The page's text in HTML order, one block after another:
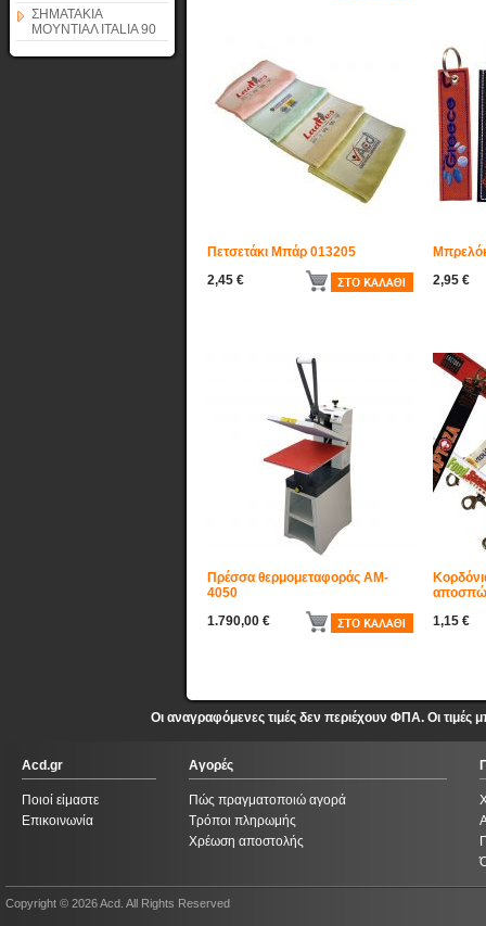
ΣΗΜΑΤΑΚΙΑ
ΜΟΥΝΤΙΑΛ ITALIA 90
Πετσετάκι Μπάρ 013205
2,45 €
2,95 €
Πρέσσα θερμομεταφοράς AM-
4050
1.790,00 €
1,15 €
Οι αναγραφόμενες τιμές δεν περιέχουν ΦΠΑ. Οι
Acd.gr
Ποιοί είμαστε
Επικοινωνία
Αγορές
Πώς πραγματοποιώ αγορά
Τρόποι πληρωμής
Χρέωση αποστολής
Copyright © 2026 Acd. All Rights Reserved